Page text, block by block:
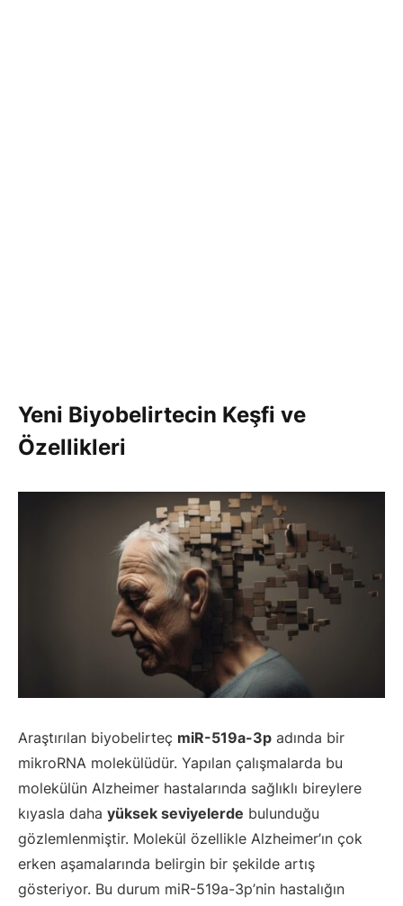
Yeni Biyobelirtecin Keşfi ve
Özellikleri
Araştırılan biyobelirteç miR-519a-3p adında bir
mikroRNA molekülüdür. Yapılan çalışmalarda bu
molekülün Alzheimer hastalarında sağlıklı bireylere
kıyasla daha yüksek seviyelerde bulunduğu
gözlemlenmiştir. Molekül özellikle Alzheimer’ın çok
erken aşamalarında belirgin bir şekilde artış
gösteriyor. Bu durum miR-519a-3p’nin hastalığın